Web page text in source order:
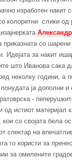
изработен накит
колоритни слики од
приказната со шарени
Идејата за накит
што Иванова сака
неколку години, а
понудата ја дополни
-
од истиот материјал
кои со својата бела
спектар на
го користи за
за омилените